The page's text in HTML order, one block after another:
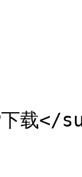
载</